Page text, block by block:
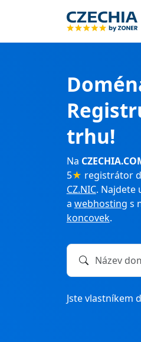
trhu!
Na
5★ registrátor
CZ.NIC. Najdete
a webhosting s
koncovek.
Název
Jste vlastníkem